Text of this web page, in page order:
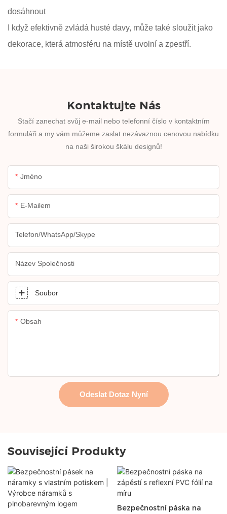
dosáhnout
I když efektivně zvládá husté davy, může také sloužit jako
dekorace, která atmosféru na místě uvolní a zpestří.
Kontaktujte Nás
Stačí zanechat svůj e-mail nebo telefonní číslo v kontaktním
formuláři a my vám můžeme zaslat nezávaznou cenovou nabídku
na naši širokou škálu designů!
Jméno
E-Mailem
Telefon/WhatsApp/Skype
Název Společnosti
Soubor
Obsah
Odeslat Dotaz Nyní
Související Produkty
Bezpečnostní páska na